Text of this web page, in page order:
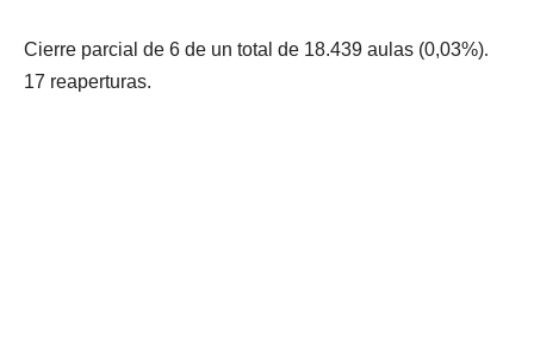
Cierre parcia de 6 de un tota de 18.439 au as (0,03%).
17 reaperturas.